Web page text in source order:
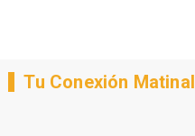
Tu Conexión Matinal